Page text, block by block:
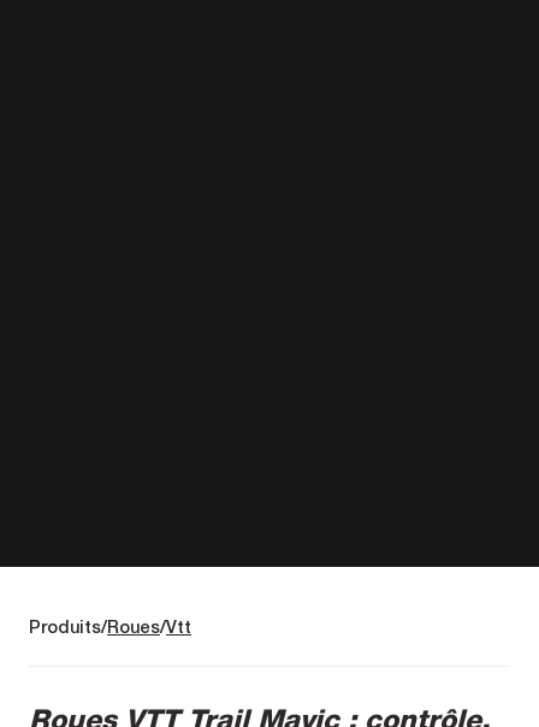
Produits Roues Vtt
Roues VTT Trail Mavic : contrôle,